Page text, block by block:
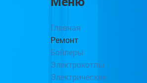
Главная
Ремонт
Бойлеры
Электрокотлы
Электрические